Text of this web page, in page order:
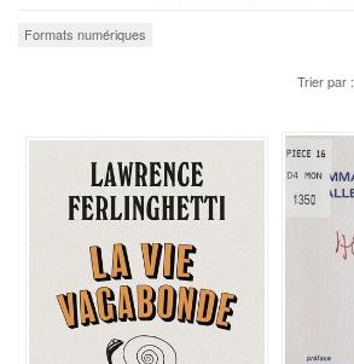
Formats numériques
Trier par :